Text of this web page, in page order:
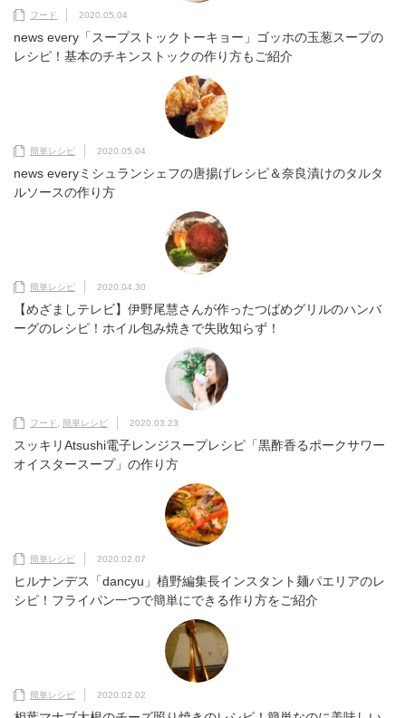
フード 2020.05.04
news every「スープストックトーキョー」ゴッホの玉葱スープの
レシピ！基本のチキンストックの作り方もご紹介
簡単レシピ 2020.05.04
news everyミシュランシェフの唐揚げレシピ＆奈良漬けのタルタ
ルソースの作り方
簡単レシピ 2020.04.30
【めざましテレビ】伊野尾慧さんが作ったつばめグリルのハンバ
ーグのレシピ！ホイル包み焼きで失敗知らず！
フード 簡単レシピ 2020.03.23
スッキリAtsushi電子レンジスープレシピ「黒酢香るポークサワー
オイスタースープ」の作り方
簡単レシピ 2020.02.07
ヒルナンデス「dancyu」植野編集長インスタント麺パエリアのレ
シピ！フライパン一つで簡単にできる作り方をご紹介
簡単レシピ 2020.02.02